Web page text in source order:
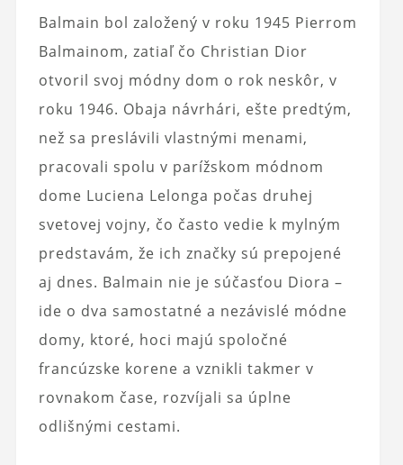
Balmain bol založený v roku 1945 Pierrom
Balmainom, zatiaľ čo Christian Dior
otvoril svoj módny dom o rok neskôr, v
roku 1946. Obaja návrhári, ešte predtým,
než sa preslávili vlastnými menami,
pracovali spolu v parížskom módnom
dome Luciena Lelonga počas druhej
svetovej vojny, čo často vedie k mylným
predstavám, že ich značky sú prepojené
aj dnes. Balmain nie je súčasťou Diora –
ide o dva samostatné a nezávislé módne
domy, ktoré, hoci majú spoločné
francúzske korene a vznikli takmer v
rovnakom čase, rozvíjali sa úplne
odlišnými cestami.